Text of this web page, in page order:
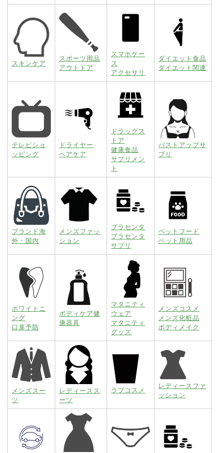
スキンケア
スポーツ用品
アウトドア
スマホケー
ス
アクセサリ
ダイエット食品
ダイエット関連
テレビショ
ッピング
ドライヤー
ヘアケア
ドラッグス
トア
健康食品
サプリメン
ト
バストアップサ
プリ
ブランド海
外・国内
メンズファッ
ション
プラセンタ
プラセンタ
サプリ
ペットフード
ペット用品
ホワイトニ
ング
口臭予防
ボディケア健
康器具
マタニティ
ウェア
マタニティ
グッズ
メンズコスメ
メンズ化粧品
ボディメイク
メンズスー
ツ
レディースス
ーツ
ラブコスメ
レディースファ
ッション